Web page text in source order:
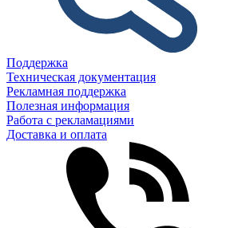
Поддержка
Техническая документация
Рекламная поддержка
Полезная информация
Работа с рекламациями
Доставка и оплата